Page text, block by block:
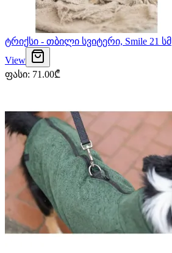
ტრიქსი - თბილი სვიტერი, Smile 21 სმ
View
ფასი: 71.00₾